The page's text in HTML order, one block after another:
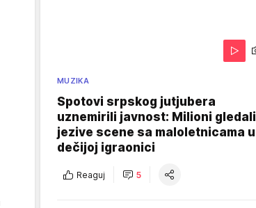
MUZIKA
Spotovi srpskog jutjubera
uznemirili javnost: Milioni gledali
jezive scene sa maloletnicama u
dečijoj igraonici
Reaguj 5